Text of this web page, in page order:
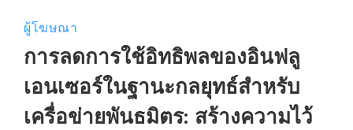
การลดการใช้อิทธิพลของอินฟลู
เอนเซอร์ในฐานะกลยุทธ์สำหรับ
เครื่อข่ายพันธมิตร: สร้างความไว้
ผู้โฆษณา